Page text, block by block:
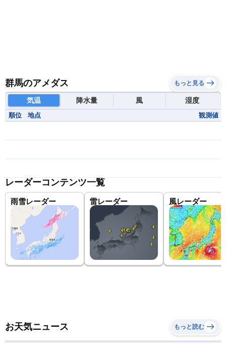
群馬のアメダス もっと見る
気温 降水量 風 湿度
順位 地点 観測値
レーダーコンテンツ一覧
雨雪レーダー 雷レーダー 風レーダー
お天気ニュース もっと読む